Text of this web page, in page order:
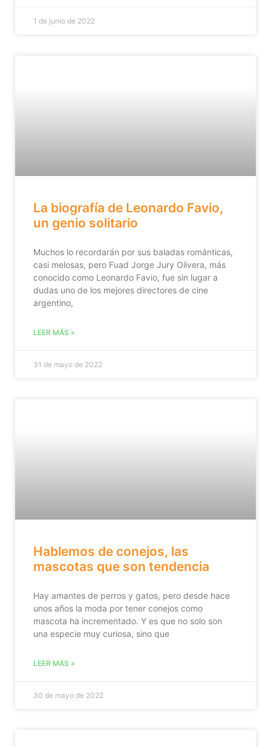
1 de junio de 2022
La biografía de Leonardo Favio,
un genio solitario
Muchos lo recordarán por sus baladas románticas,
casi melosas, pero Fuad Jorge Jury Olivera, más
conocido como Leonardo Favio, fue sin lugar a
dudas uno de los mejores directores de cine
argentino,
LEER MÁS »
31 de mayo de 2022
Hablemos de conejos, las
mascotas que son tendencia
Hay amantes de perros y gatos, pero desde hace
unos años la moda por tener conejos como
mascota ha incrementado. Y es que no solo son
una especie muy curiosa, sino que
LEER MÁS »
30 de mayo de 2022